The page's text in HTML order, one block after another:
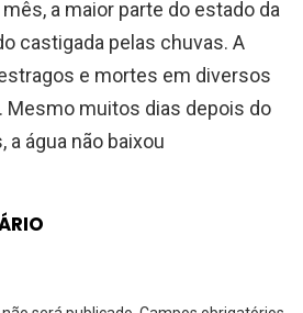
a maior parte do estado da
castigada pelas chuvas. A
e mortes em diversos
Mesmo muitos dias depois do
água não baixou